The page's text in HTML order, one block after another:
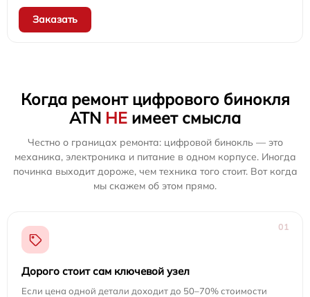
Заказать
Когда ремонт цифрового бинокля
ATN НЕ имеет смысла
Честно о границах ремонта: цифровой бинокль — это
механика, электроника и питание в одном корпусе. Иногда
починка выходит дороже, чем техника того стоит. Вот когда
мы скажем об этом прямо.
01
Дорого стоит сам ключевой узел
Если цена одной детали доходит до 50–70% стоимости